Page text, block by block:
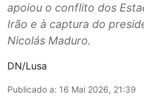
apoiou o conflito dos
Irão e à captura do
Nicolás Maduro.
DN/Lusa
Publicado a: 16 Mai 2026, 21:39